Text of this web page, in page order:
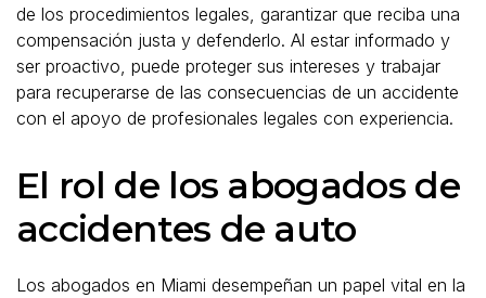
de los procedimientos legales, garantizar que reciba una
compensación justa y defenderlo. Al estar informado y
ser proactivo, puede proteger sus intereses y trabajar
para recuperarse de las consecuencias de un accidente
con el apoyo de profesionales legales con experiencia.
El rol de los abogados de
accidentes de auto
Los abogados en Miami desempeñan un papel vital en la